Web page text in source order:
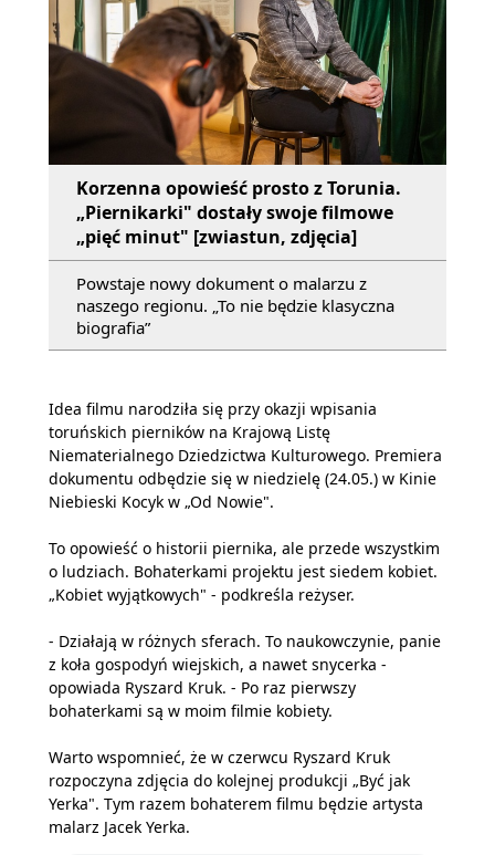
Korzenna opowieść prosto z Torunia.
„Piernikarki" dostały swoje filmowe
„pięć minut" [zwiastun, zdjęcia]
Powstaje nowy dokument o malarzu z
naszego regionu. „To nie będzie klasyczna
biografia”
Idea filmu narodziła się przy okazji wpisania
toruńskich pierników na Krajową Listę
Niematerialnego Dziedzictwa Kulturowego. Premiera
dokumentu odbędzie się w niedzielę (24.05.) w Kinie
Niebieski Kocyk w „Od Nowie".
To opowieść o historii piernika, ale przede wszystkim
o ludziach. Bohaterkami projektu jest siedem kobiet.
„Kobiet wyjątkowych" - podkreśla reżyser.
- Działają w różnych sferach. To naukowczynie, panie
z koła gospodyń wiejskich, a nawet snycerka -
opowiada Ryszard Kruk. - Po raz pierwszy
bohaterkami są w moim filmie kobiety.
Warto wspomnieć, że w czerwcu Ryszard Kruk
rozpoczyna zdjęcia do kolejnej produkcji „Być jak
Yerka". Tym razem bohaterem filmu będzie artysta
malarz Jacek Yerka.